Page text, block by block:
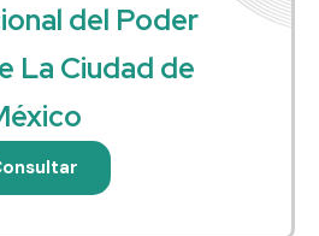
del Poder
La Ciudad de